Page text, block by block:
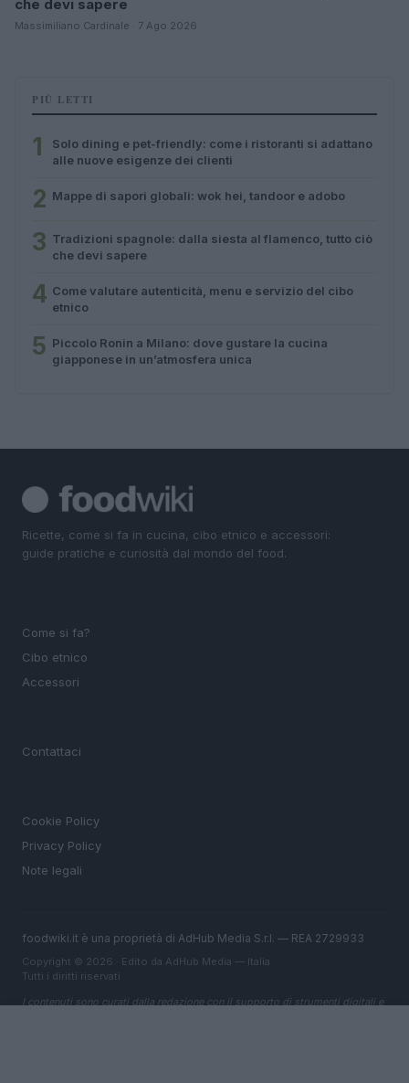
che devi sapere
Massimiliano Cardinale · 7 Ago 2026
PIÙ LETTI
1
Solo dining e pet-friendly: come i ristoranti si adattano
alle nuove esigenze dei clienti
2 Mappe di sapori globali: wok hei, tandoor e adobo
3 Tradizioni spagnole: dalla siesta al flamenco, tutto ciò
che devi sapere
4 Come valutare autenticità, menu e servizio del cibo
etnico
5 Piccolo Ronin a Milano: dove gustare la cucina
giapponese in un’atmosfera unica
Ricette, come si fa in cucina, cibo etnico e accessori:
guide pratiche e curiosità dal mondo del food.
Come si fa?
Cibo etnico
Accessori
Contattaci
Cookie Policy
Privacy Policy
Note legali
foodwiki.it è una proprietà di AdHub Media S.r.l. — REA 2729933
Copyright © 2026 · Edito da AdHub Media — Italia
Tutti i diritti riservati
I contenuti sono curati dalla redazione con il supporto di strumenti digitali e